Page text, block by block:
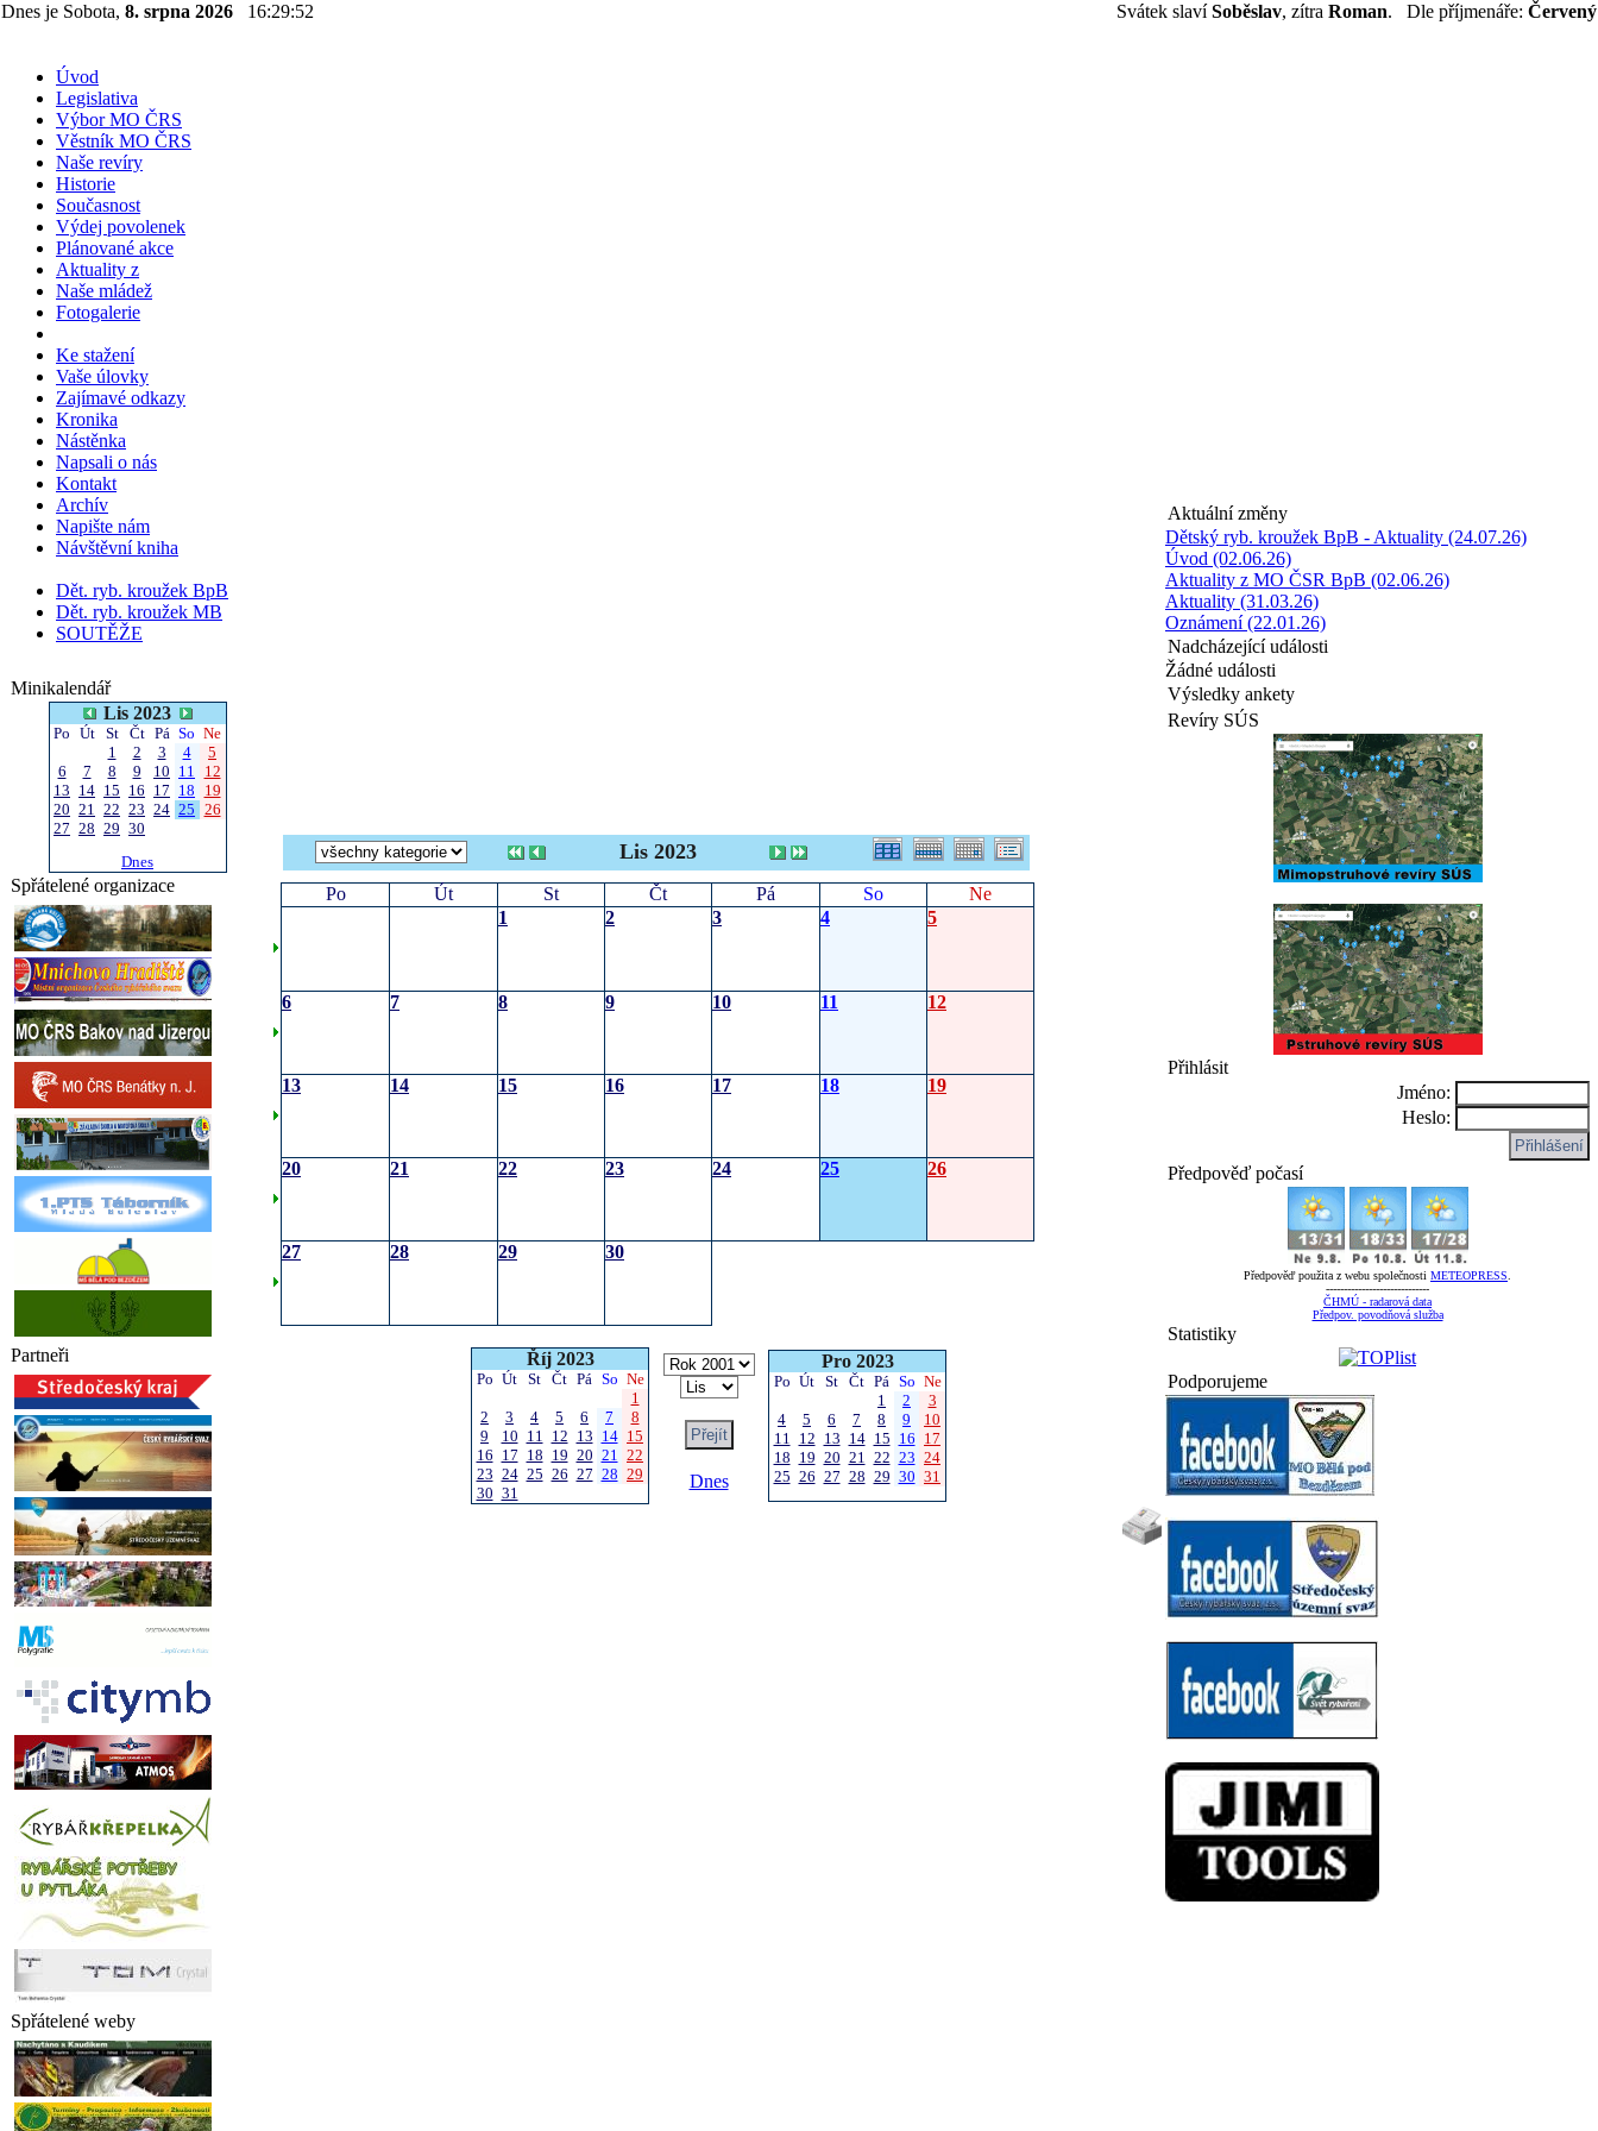
Dnes je Sobota, 8. srpna 2026 16:29:52 Svátek slavíSoběslav, zítra Roman. Dle příjmenáře: Červený
Úvod
Legislativa
Výbor MO ČRS
Věstník MO ČRS
Naše revíry
Historie
Současnost
Výdej povolenek
Plánované akce
Aktuality z
Naše mládež
Fotogalerie
Ke stažení
Vaše úlovky
Zajímavé odkazy
Kronika
Nástěnka
Napsali o nás
Kontakt
Archív
Napište nám
Návštěvní kniha
Dět. ryb. kroužek BpB
Dět. ryb. kroužek MB
SOUTĚŽE
Minikalendář
Lis 2023
Po Út St Čt Pá So Ne
1
2 3 4
5
6
7 8 9 10 11
12
13 14 15 16 17 18
19
20 21 22 23 24 25 26
27 28 29 30
Dnes
Spřátelené organizace
Partneři
Spřátelené weby
Lis 2023
Po Út St Čt Pá So
Ne
1
2 3 4 5
6 7 8 9 10 11 12
13 14 15 16 17 18 19
20 21 22 23 24 25 26
27 28 29 30
Říj 2023
Po Út St Čt Pá So Ne
1
2
3 4 5 6 7
8
9
10 11 12 13 14 15
16 17 18 19 20 21 22
23 24 25 26 27 28 29
30 31
Dnes
Pro 2023
Po Út St Čt Pá So Ne
1
2
3
4
5 6 7 8 9
10
11 12 13 14 15 16 17
18 19 20 21 22 23 24
25 26 27 28 29 30 31
Aktuální změny
Dětský ryb. kroužek BpB - Aktuality (24.07.26)
Úvod (02.06.26)
Aktuality z MO ČSR BpB (02.06.26)
Aktuality (31.03.26)
Oznámení (22.01.26)
Nadcházející události
Žádné události
Výsledky ankety
Revíry SÚS
Přihlásit
Jméno:
Heslo:
Předpověď počasí
Předpověď použita z webu společnosti METEOPRESS
-----------------------------
ČHMÚ - radarová data
Předpov. povodňová služba
Statistiky
Podporujeme